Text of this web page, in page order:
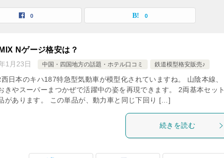
0 0
Nゲージ格安は？
1月23日 中国・四国地方の話題・ホテル口コミ 鉄道模型格安販売♪
日本のキハ187特急型気動車が模型化されていますね。 山陰本線、
きやスーパーまつかぜで活躍中の姿を再現できます。 2両基本セット
があります。 この単品が、動力車と同じ下回り […]
続きを読む